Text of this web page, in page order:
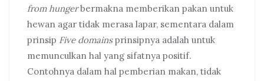
from hungerbermakna memberikan pakan untuk
hewan agar tidak merasa lapar, sementara dalam
prinsip Five domainsprinsipnya adalah untuk
memunculkan hal yang sifatnya positif.
Contohnya dalam hal pemberian makan, tidak